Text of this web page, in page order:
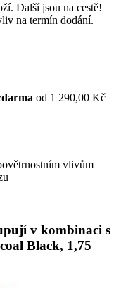
Další jsou na cestě!
na termín dodání.
od 1 290,00 Kč
vlivům
v kombinaci s
Black, 1,75